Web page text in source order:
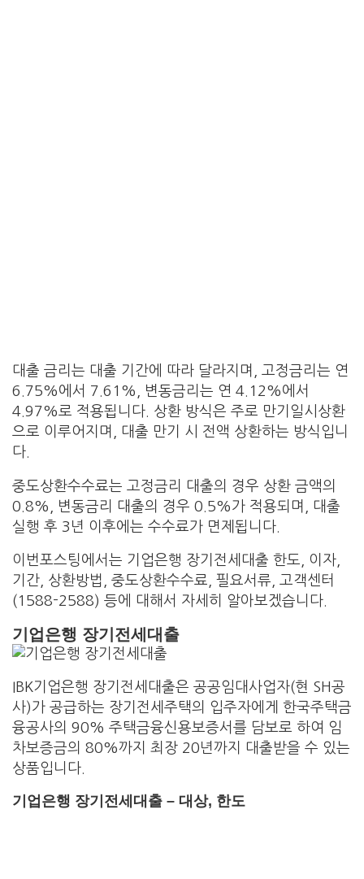
대출 금리는 대출 기간에 따라 달라지며, 고정금리는 연
6.75%에서 7.61%, 변동금리는 연 4.12%에서
4.97%로 적용됩니다. 상환 방식은 주로 만기일시상환
으로 이루어지며, 대출 만기 시 전액 상환하는 방식입니
다.
중도상환수수료는 고정금리 대출의 경우 상환 금액의
0.8%, 변동금리 대출의 경우 0.5%가 적용되며, 대출
실행 후 3년 이후에는 수수료가 면제됩니다.
이번포스팅에서는 기업은행 장기전세대출 한도, 이자,
기간, 상환방법, 중도상환수수료, 필요서류, 고객센터
(1588-2588) 등에 대해서 자세히 알아보겠습니다.
기업은행 장기전세대출
IBK기업은행 장기전세대출은 공공임대사업자(현 SH공
사)가 공급하는 장기전세주택의 입주자에게 한국주택금
융공사의 90% 주택금융신용보증서를 담보로 하여 임
차보증금의 80%까지 최장 20년까지 대출받을 수 있는
상품입니다.
기업은행 장기전세대출 – 대상, 한도